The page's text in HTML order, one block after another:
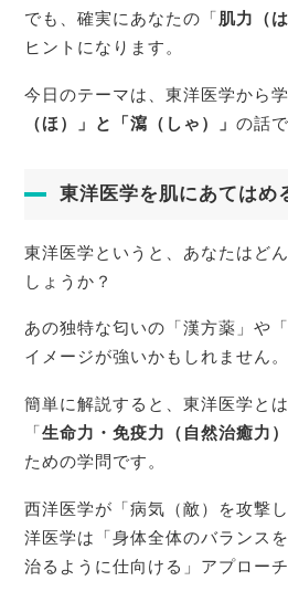
でも、確実にあなたの「肌力（
ヒントになります。
今日のテーマは、東洋医学から
（ほ）」と「瀉（しゃ）」の話で
東洋医学を肌にあてはめ
東洋医学というと、あなたはど
しょうか？
あの独特な匂いの「漢方薬」や
イメージが強いかもしれません。
簡単に解説すると、東洋医学と
「生命力・免疫力（自然治癒力）
ための学問です。
西洋医学が「病気（敵）を攻撃
洋医学は「身体全体のバランス
治るように仕向ける」アプロー